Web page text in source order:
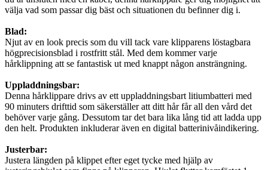
välja vad som passar dig bäst och situationen du befinner dig i.
Blad:
Njut av en look precis som du vill tack vare klipparens löstagbara
högprecisionsblad i rostfritt stål. Med dem kommer varje
hårklippning att se fantastisk ut med knappt någon ansträngning.
Uppladdningsbar:
Denna hårklippare drivs av ett uppladdningsbart litiumbatteri med
90 minuters drifttid som säkerställer att ditt hår får all den vård det
behöver varje gång. Dessutom tar det bara lika lång tid att ladda upp
den helt. Produkten inkluderar även en digital batterinivåindikering.
Justerbar:
Justera längden på klippet efter eget tycke med hjälp av